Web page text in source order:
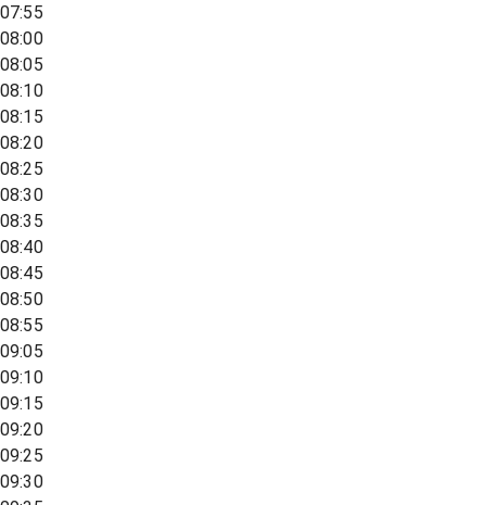
07:55
08:00
08:05
08:10
08:15
08:20
08:25
08:30
08:35
08:40
08:45
08:50
08:55
09:05
09:10
09:15
09:20
09:25
09:30